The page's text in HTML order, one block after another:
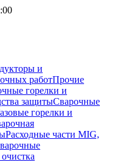
и
работПрочие
горелки и
защитыСварочные
горелки и
Расходные части MIG,